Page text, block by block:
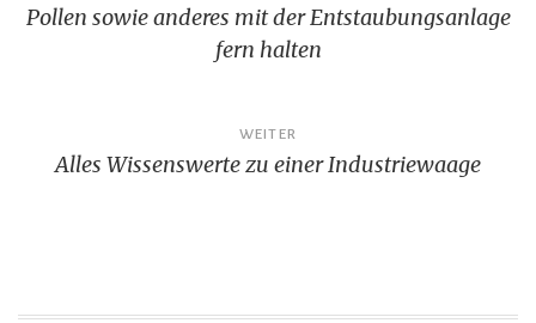
Pollen sowie anderes mit der Entstaubungsanlage
fern halten
WEITER
Alles Wissenswerte zu einer Industriewaage